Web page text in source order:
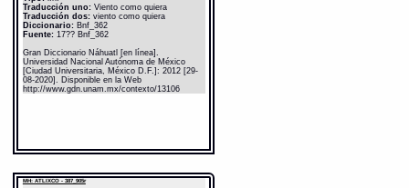
Traducción uno:Viento como quiera
Traducción dos:viento como quiera
Diccionario: Bnf_362
Fuente:17?? Bnf_362
Gran Diccionario Náhuatl [en línea].
Universidad Nacional Autónoma de México
[Ciudad Universitaria, México D.F.]: 2012 [29-
08-2020]. Disponible en la Web
http://www.gdn.unam.mx/contexto/13106
MH: ATLIXCO - 387_905r